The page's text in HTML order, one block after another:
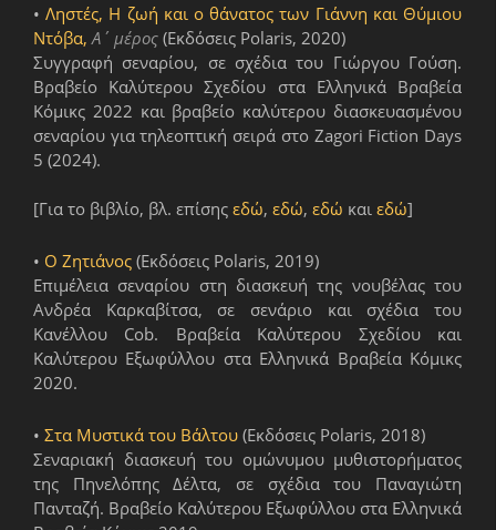
•Ληστές, Η ζωή και ο θάνατος των Γιάννη και Θύμιου
Ντόβα, Α΄ μέρος (Εκδόσεις Polaris, 2020)
Συγγραφή σεναρίου, σε σχέδια του Γιώργου Γούση.
Βραβείο Καλύτερου Σχεδίου στα Ελληνικά Βραβεία
Κόμικς 2022 και βραβείο καλύτερου διασκευασμένου
σεναρίου για τηλεοπτική σειρά στο Zagori Fiction Days
5 (2024).
[Για το βιβλίο, βλ. επίσης εδώ, εδώ, εδώ και εδώ]
• Ο Ζητιάνος (Εκδόσεις Polaris, 2019)
Επιμέλεια σεναρίου στη διασκευή της νουβέλας του
Ανδρέα Καρκαβίτσα, σε σενάριο και σχέδια του
Κανέλλου Cob. Βραβεία Καλύτερου Σχεδίου και
Καλύτερου Εξωφύλλου στα Ελληνικά Βραβεία Κόμικς
2020.
• Στα Μυστικά του Βάλτου (Εκδόσεις Polaris, 2018)
Σεναριακή διασκευή του ομώνυμου μυθιστορήματος
της Πηνελόπης Δέλτα, σε σχέδια του Παναγιώτη
Πανταζή. Βραβείο Καλύτερου Εξωφύλλου στα Ελληνικά